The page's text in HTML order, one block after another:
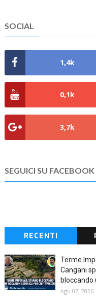
SOCIAL
1,4k
0,1k
3,7k
SEGUICI SU FACEBOOK
RECENTI
Terme
Cangani
bloccando
Agu 07, 2026